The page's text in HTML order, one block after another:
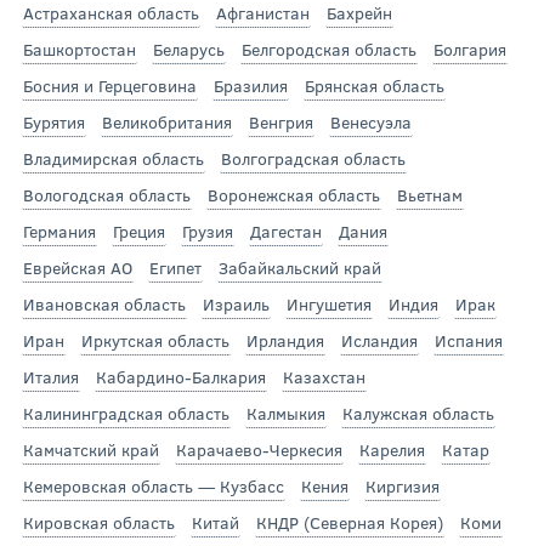
Астраханская область
Афганистан
Бахрейн
Башкортостан
Беларусь Белгородская область
Болгария
Босния и Герцеговина
Бразилия
Брянская область
Бурятия
Великобритания Венгрия
Венесуэла
Владимирская область
Волгоградская область
Вологодская область
Воронежская область
Вьетнам
Германия
Греция Грузия Дагестан
Дания
Еврейская АО
Египет
Забайкальский край
Ивановская область
Израиль Ингушетия Индия
Ирак
Иран
Иркутская область Ирландия Исландия
Испания
Италия
Кабардино-Балкария
Казахстан
Калининградская область
Калмыкия
Калужская область
Камчатский край
Карачаево-Черкесия Карелия
Катар
Кемеровская область — Кузбасс
Кения
Киргизия
Кировская область
Китай КНДР (Северная Корея)
Коми